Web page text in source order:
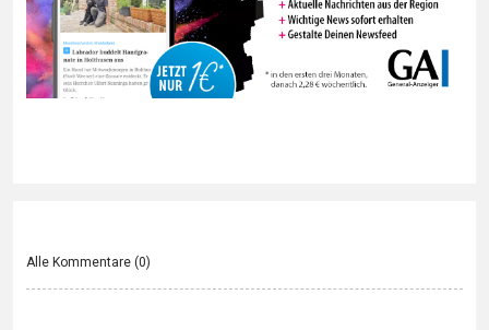
Alle Kommentare (0)